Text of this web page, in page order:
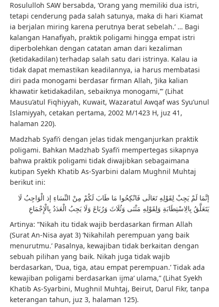
Rosululloh SAW bersabda, ‘Orang yang memiliki dua istri,
tetapi cenderung pada salah satunya, maka di hari Kiamat
ia berjalan miring karena perutnya berat sebelah.’ … Bagi
kalangan Hanafiyah, praktik poligami hingga empat istri
diperbolehkan dengan catatan aman dari kezaliman
(ketidakadilan) terhadap salah satu dari istrinya. Kalau ia
tidak dapat memastikan keadilannya, ia harus membatasi
diri pada monogami berdasar firman Allah, ‘Jika kalian
khawatir ketidakadilan, sebaiknya monogami,’” (Lihat
Mausu’atul Fiqhiyyah, Kuwait, Wazaratul Awqaf was Syu’unul
Islamiyyah, cetakan pertama, 2002 M/1423 H, juz 41,
halaman 220).
Madzhab Syafi’i dengan jelas tidak menganjurkan praktik
poligami. Bahkan Madzhab Syafi’i mempertegas sikapnya
bahwa praktik poligami tidak diwajibkan sebagaimana
kutipan Syekh Khatib As-Syarbini dalam Mughnil Muhtaj
berikut ini:
إنَّمَا لَمْ يَجِبْ لِقَوْلِهِ تَعَالَى فَانْكِحُوا مَا طَابَ لَكُمْ مِنْ النِّسَاءِ إذ الْوَاجِبُ لَا
يَتَعَلَّقُ بِالِاسْتِطَابَةِ وَلِقَوْلِهِ مَثْنَى وَثُلَاثَ وَرُبَاعَ وَلَا يَجِبُ الْعَدَدُ بِالْإِجْمَاعِ
Artinya: “Nikah itu tidak wajib berdasarkan firman Allah
(Surat An-Nisa ayat 3) ‘Nikahilah perempuan yang baik
menurutmu.’ Pasalnya, kewajiban tidak berkaitan dengan
sebuah pilihan yang baik. Nikah juga tidak wajib
berdasarkan, ‘Dua, tiga, atau empat perempuan.’ Tidak ada
kewajiban poligami berdasarkan ijma‘ ulama,” (Lihat Syekh
Khatib As-Syarbini, Mughnil Muhtaj, Beirut, Darul Fikr, tanpa
keterangan tahun, juz 3, halaman 125).